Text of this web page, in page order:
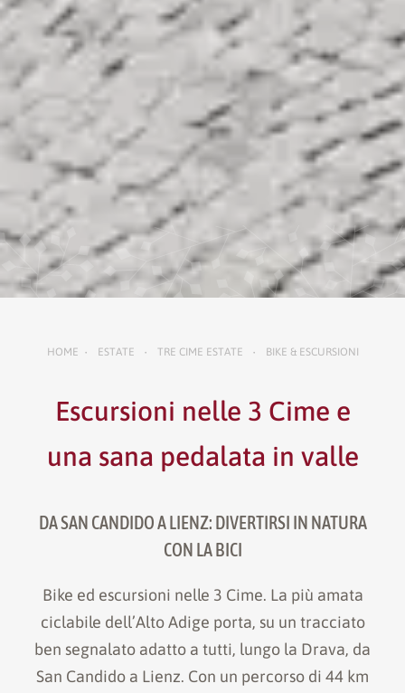
HOME • ESTATE • TRE CIME ESTATE • BIKE & ESCURSIONI
Escursioni nelle 3 Cime e
una sana pedalata in valle
DA SAN CANDIDO A LIENZ: DIVERTIRSI IN NATURA
CON LA BICI
Bike ed escursioni nelle 3 Cime. La più amata
ciclabile dell’Alto Adige porta, su un tracciato
ben segnalato adatto a tutti, lungo la Drava, da
San Candido a Lienz. Con un percorso di 44 km